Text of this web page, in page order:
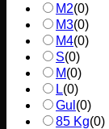
M2(0)
M3(0)
M4(0)
S(0)
M(0)
L(0)
Gul (0)
85 Kg(0)